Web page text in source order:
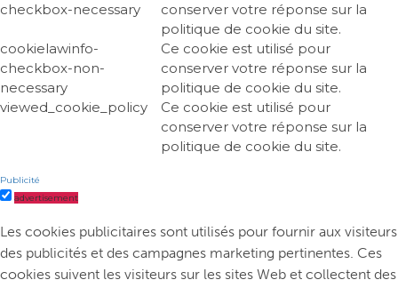
checkbox-necessary
conserver votre réponse sur la
politique de cookie du site.
cookielawinfo-
checkbox-non-
necessary
Ce cookie est utilisé pour
conserver votre réponse sur la
politique de cookie du site.
viewed_cookie_policy
Ce cookie est utilisé pour
conserver votre réponse sur la
politique de cookie du site.
Publicité
advertisement
Les cookies publicitaires sont utilisés pour fournir aux visiteurs
des publicités et des campagnes marketing pertinentes. Ces
cookies suivent les visiteurs sur les sites Web et collectent des